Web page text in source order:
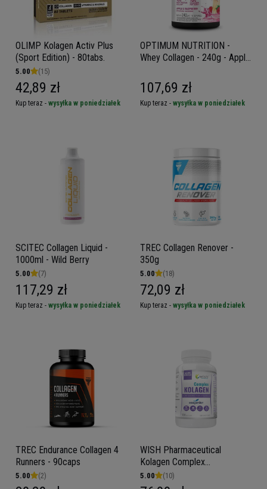
OLIMP Kolagen Activ Plus
(Sport Edition) - 80tabs.
5.00 (15)
42,89 zł
Kup teraz - wysyłka w poniedziałek
OPTIMUM NUTRITION -
Whey Collagen - 240g - Apple
107,69 zł
Kup teraz - wysyłka w poniedziałek
SCITEC Collagen Liquid -
1000ml - Wild Berry
5.00 (7)
117,29 zł
Kup teraz - wysyłka w poniedziałek
TREC Collagen Renover -
350g
5.00 (18)
72,09 zł
Kup teraz - wysyłka w poniedziałek
TREC Endurance Collagen 4
Runners - 90caps
5.00 (2)
WISH Pharmaceutical
Kolagen Complex
(Seagarden) - 120caps.
5.00 (10)